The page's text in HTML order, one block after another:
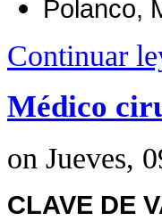
Polanco,
Continuar
Médico
on Jueves,
CLAVE DE